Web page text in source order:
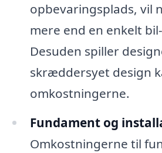
opbevaringsplads, vil
mere end en enkelt
Desuden spiller
skræddersyet design
omkostningerne.
Fundament og
Omkostningerne til